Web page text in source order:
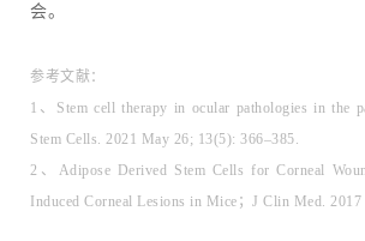
会。
参考文献：
1、Stem cell therapy in ocular pathologies in the
Stem Cells. 2021 May 26; 13(5): 366–385.
2、Adipose Derived Stem Cells for Corneal
Induced Corneal Lesions in Mice；J Clin Med.